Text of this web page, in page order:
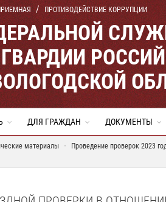
ПРОТИВОДЕЙСТВИЕ КОРРУПЦИИ
ДЛЯ ГРАЖДАН ДОКУМЕНТЫ
материалы Проведение проверок 2023